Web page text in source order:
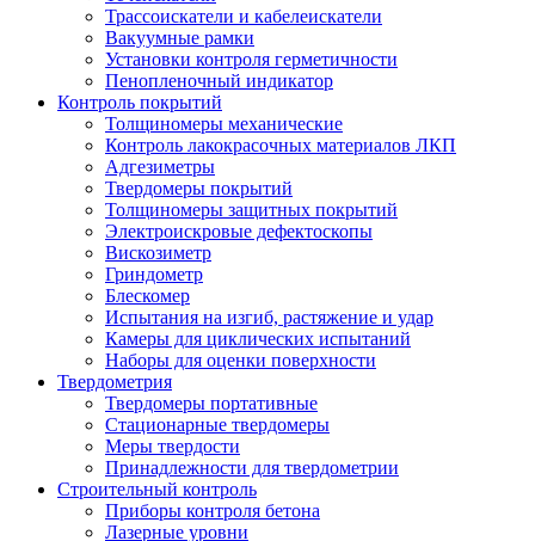
Трассоискатели и кабелеискатели
Вакуумные рамки
Установки контроля герметичности
Пенопленочный индикатор
Контроль покрытий
Толщиномеры механические
Контроль лакокрасочных материалов ЛКП
Адгезиметры
Твердомеры покрытий
Толщиномеры защитных покрытий
Электроискровые дефектоскопы
Вискозиметр
Гриндометр
Блескомер
Испытания на изгиб, растяжение и удар
Камеры для циклических испытаний
Наборы для оценки поверхности
Твердометрия
Твердомеры портативные
Стационарные твердомеры
Меры твердости
Принадлежности для твердометрии
Строительный контроль
Приборы контроля бетона
Лазерные уровни